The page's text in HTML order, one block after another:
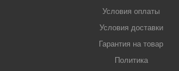
Условия оплаты
Условия доставки
Гарантия на товар
Политика